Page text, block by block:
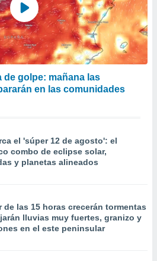
de golpe: mañana las
en las comunidades
el 'súper 12 de agosto': el
combo de eclipse solar,
y planetas alineados
de las 15 horas crecerán tormentas
lluvias muy fuertes, granizo y
en el este peninsular